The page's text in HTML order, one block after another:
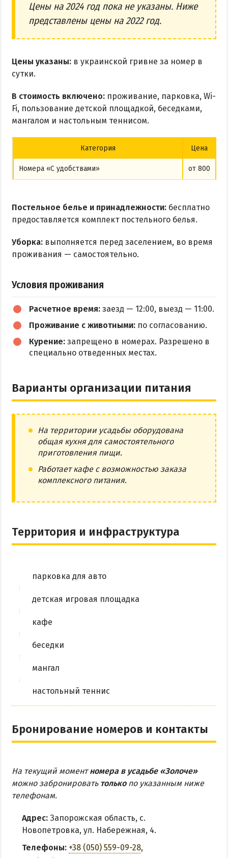
Цены на 2024 год пока не указаны. Ниже
представлены цены на 2022 год.
Цены указаны: в украинской гривне за номер в
сутки.
В стоимость включено: проживание, парковка, Wi-
Fi, пользование детской площадкой, беседками,
мангалом и настольным теннисом.
Категория Цена
Номера «С удобствами» от 800
Постельное белье и принадлежности: бесплатно
предоставляется комплект постельного белья.
Уборка: выполняется перед заселением, во время
проживания — самостоятельно.
Условия проживания
Расчетное время: заезд — 12:00, выезд — 11:00.
Проживание с животными: по согласованию.
Курение: запрещено в номерах. Разрешено в
специально отведенных местах.
Варианты организации питания
На территории усадьбы оборудована
общая кухня для самостоятельного
приготовления пищи.
Работает кафе с возможностью заказа
комплексного питания.
Территория и инфраструктура
парковка для авто
детская игровая площадка
кафе
беседки
мангал
настольный теннис
Бронирование номеров и контакты
На текущий моментномера в усадьбе «Золоче»
можно забронировать толькопо указанным ниже
телефонам.
Адрес: Запорожская область, с.
Новопетровка, ул. Набережная, 4.
Телефоны: +38 (050) 559-09-28,